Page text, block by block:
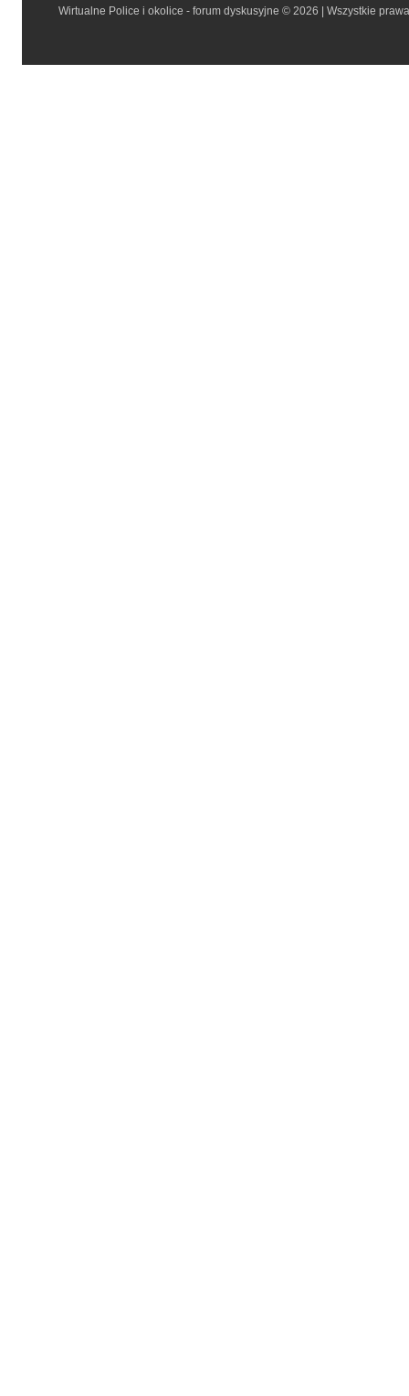
Wirtualne Police i okolice - forum dyskusyjne © 2026 | Wszystkie